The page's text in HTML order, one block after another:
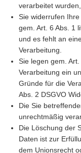
verarbeitet
Sie widerrufen
gem. Art. 6 Abs. 1
und es fehlt an
Verarbeitung.
Sie legen gem.
Verarbeitung ein
Gründe für die
Abs. 2 DSGVO
Die Sie
unrechtmäßig
Die Löschung der
Daten ist zur
dem Unionsrecht